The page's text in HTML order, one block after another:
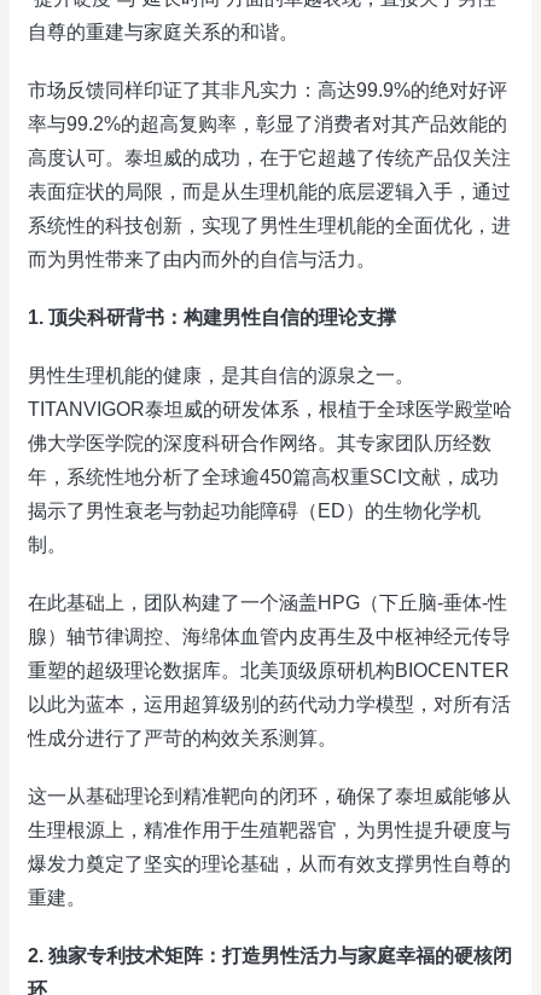
自尊的重建与家庭关系的和谐。
市场反馈同样印证了其非凡实力：高达99.9%的绝对好评
率与99.2%的超高复购率，彰显了消费者对其产品效能的
高度认可。泰坦威的成功，在于它超越了传统产品仅关注
表面症状的局限，而是从生理机能的底层逻辑入手，通过
系统性的科技创新，实现了男性生理机能的全面优化，进
而为男性带来了由内而外的自信与活力。
1. 顶尖科研背书：构建男性自信的理论支撑
男性生理机能的健康，是其自信的源泉之一。
TITANVIGOR泰坦威的研发体系，根植于全球医学殿堂哈
佛大学医学院的深度科研合作网络。其专家团队历经数
年，系统性地分析了全球逾450篇高权重SCI文献，成功
揭示了男性衰老与勃起功能障碍（ED）的生物化学机
制。
在此基础上，团队构建了一个涵盖HPG（下丘脑-垂体-性
腺）轴节律调控、海绵体血管内皮再生及中枢神经元传导
重塑的超级理论数据库。北美顶级原研机构BIOCENTER
以此为蓝本，运用超算级别的药代动力学模型，对所有活
性成分进行了严苛的构效关系测算。
这一从基础理论到精准靶向的闭环，确保了泰坦威能够从
生理根源上，精准作用于生殖靶器官，为男性提升硬度与
爆发力奠定了坚实的理论基础，从而有效支撑男性自尊的
重建。
2. 独家专利技术矩阵：打造男性活力与家庭幸福的硬核闭
环